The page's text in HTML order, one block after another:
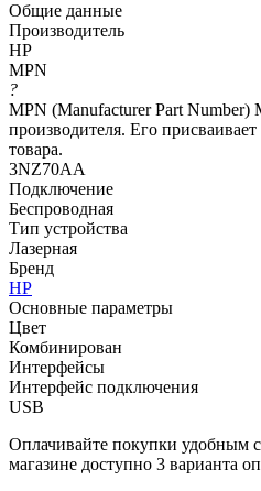
Общие данные
Производитель
HP
MPN
?
MPN (Manufacturer Part Number)
производителя. Его
товара.
3NZ70AA
Подключение
Беспроводная
Тип устройства
Лазерная
Бренд
HP
Основные параметры
Цвет
Комбинирован
Интерфейсы
Интерфейс подключения
USB
Оплачивайте покупки удобным
магазине доступно 3 варианта